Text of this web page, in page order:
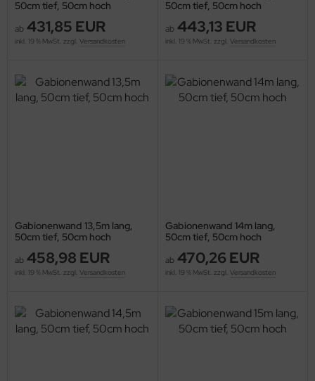
50cm tief, 50cm hoch
ab 431,85 EUR
inkl. 19 % MwSt. zzgl. Versandkosten
50cm tief, 50cm hoch
ab 443,13 EUR
inkl. 19 % MwSt. zzgl. Versandkosten
Gabionenwand 13,5m lang,
50cm tief, 50cm hoch
ab 458,98 EUR
inkl. 19 % MwSt. zzgl. Versandkosten
Gabionenwand 14m lang,
50cm tief, 50cm hoch
ab 470,26 EUR
inkl. 19 % MwSt. zzgl. Versandkosten